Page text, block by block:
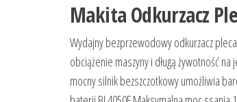
Makita Odkurzacz
Wydajny bezprzewodowy odkurzacz
obciążenie maszyny i długą żywotność
mocny silnik bezszczotkowy umożliwia